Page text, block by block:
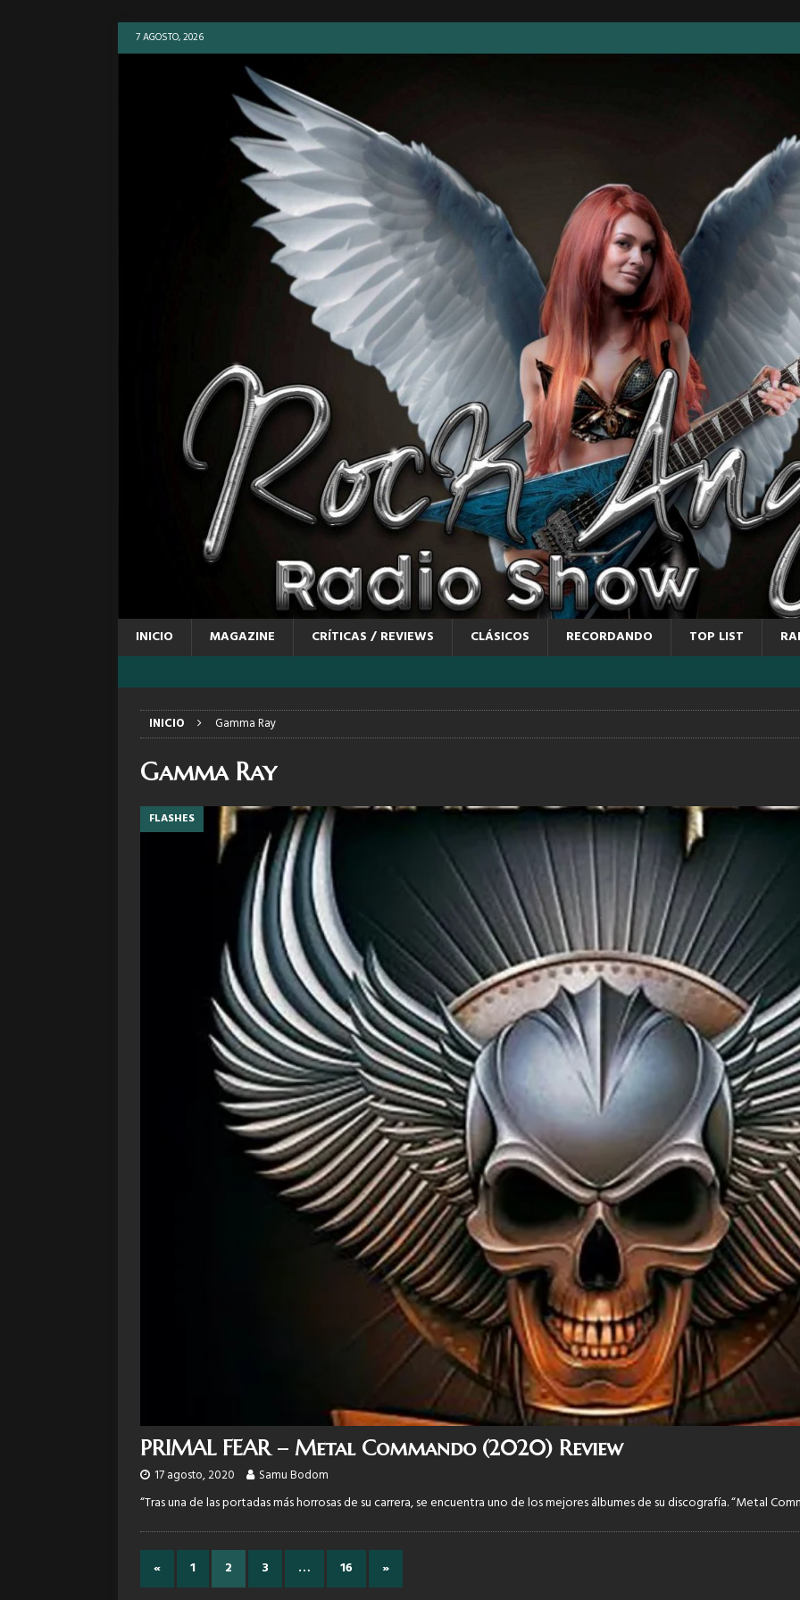
7 AGOSTO, 2026
INICIO MAGAZINE CRÍTICAS / REVIEWS CLÁSICOS RECORDANDO TOP LIST
INICIO Gamma Ray
Gamma Ray
FLASHES
PRIMAL FEAR – Metal Commando (2020) Review
17 agosto, 2020 Samu Bodom
“Tras una de las portadas más horrosas de su carrera, se encuentra uno de los mejores álbumes de su discografía. “Metal
« 1 2 3 … 16 »